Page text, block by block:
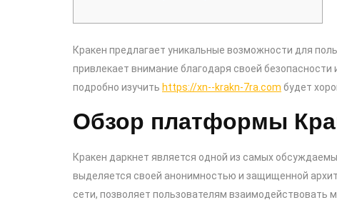
Кракен предлагает уникальные возможности для
привлекает внимание благодаря своей безопасности
подробно изучить https://xn--krakn-7ra.com будет
Обзор платформы
Кракен даркнет является одной из самых
выделяется своей анонимностью и защищенной
сети, позволяет пользователям взаимодействовать